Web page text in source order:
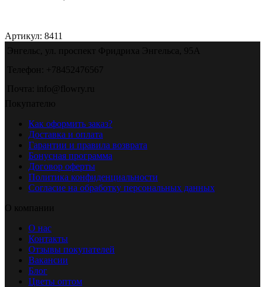
Артикул: 8411
Энгельс, ул. проспект Фридриха Энгельса, 95А
Телефон: +78452476567
Почта: info@flowry.ru
Покупателю
Как оформить заказ?
Доставка и оплата
Гарантии и правила возврата
Бонусная программа
Договор оферты
Политика конфиденциальности
Согласие на обработку персональных данных
О компании
О нас
Контакты
Отзывы покупателей
Вакансии
Блог
Цветы оптом